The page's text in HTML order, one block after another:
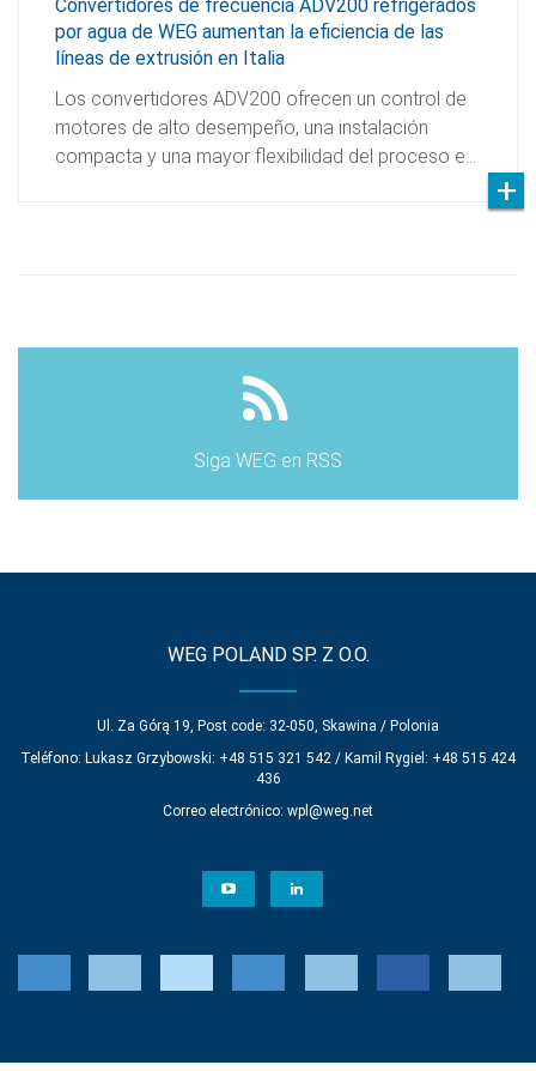
Convertidores de frecuencia ADV200 refrigerados
por agua de WEG aumentan la eficiencia de las
líneas de extrusión en Italia
Los convertidores ADV200 ofrecen un control de
motores de alto desempeño, una instalación
compacta y una mayor flexibilidad del proceso e…
Siga WEG en RSS
WEG POLAND SP. Z O.O.
Ul. Za Górą 19, Post code: 32-050, Skawina / Polonia
Teléfono: Lukasz Grzybowski: +48 515 321 542 / Kamil Rygiel: +48 515 424
436
Correo electrónico: wpl@weg.net